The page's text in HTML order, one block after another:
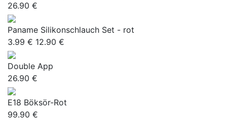
26.90 €
Paname Silikonschlauch Set - rot
3.99 € 12.90 €
Double App
26.90 €
E18 Böksör-Rot
99.90 €